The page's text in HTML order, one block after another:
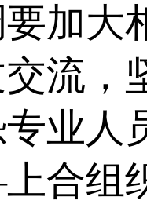
加大
流，
业人
合组